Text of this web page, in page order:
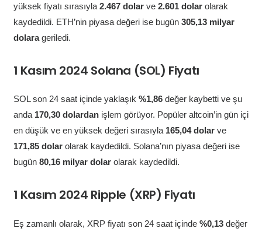
yüksek fiyatı sırasıyla 2.467 dolar ve2.601 dolarolarak
kaydedildi. ETH’nin piyasa değeri ise bugün 305,13 milyar
dolarageriledi.
1 Kasım 2024 Solana (SOL) Fiyatı
SOL son 24 saat içinde yaklaşık %1,86değer kaybetti ve şu
anda 170,30 dolardanişlem görüyor. Popüler altcoin’in gün içi
en düşük ve en yüksek değeri sırasıyla 165,04 dolarve
171,85 dolarolarak kaydedildi. Solana’nın piyasa değeri ise
bugün 80,16 milyar dolarolarak kaydedildi.
1 Kasım 2024 Ripple (XRP) Fiyatı
Eş zamanlı olarak, XRP fiyatı son 24 saat içinde %0,13değer